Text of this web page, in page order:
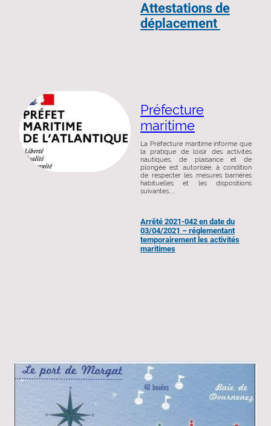
Attestations de
déplacement
Préfecture
maritime
La Préfecture maritime informe que
la pratique de loisir des activités
nautiques, de plaisance et de
plongée est autorisée, à condition
de respecter les mesures barrières
habituelles et les dispositions
suivantes.....
Arrêté 2021-042 en date du
03/04/2021 – réglementant
temporairement les activités
maritimes